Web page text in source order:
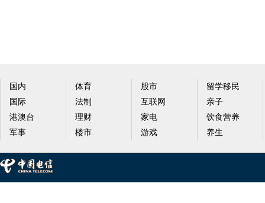
国内
国际
港澳台
军事
体育
法制
理财
楼市
股市
互联网
家电
游戏
留学移民
亲子
饮食营养
养生